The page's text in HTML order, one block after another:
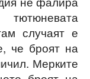
случаят е
че броят на
Мерките